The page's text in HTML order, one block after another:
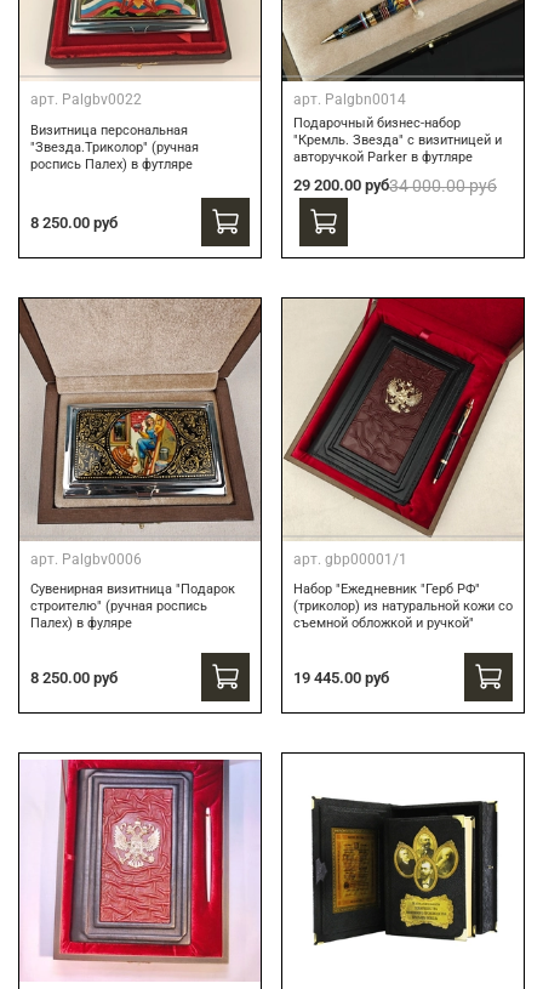
арт. Palgbv0022
Визитница персональная
"Звезда.Триколор" (ручная
роспись Палех) в футляре
8 250.00 руб
арт. Palgbn0014
Подарочный бизнес-набор
"Кремль. Звезда" с визитницей и
авторучкой Parker в футляре
29 200.00 руб34 000.00 руб
арт. Palgbv0006
Сувенирная визитница "Подарок
строителю" (ручная роспись
Палех) в фуляре
8 250.00 руб
арт. gbp00001/1
Набор "Ежедневник "Герб РФ"
(триколор) из натуральной кожи со
съемной обложкой и ручкой"
19 445.00 руб